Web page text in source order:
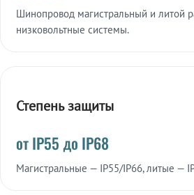
Шинопровод магистральный и литой
низковольтные системы.
Степень защиты
от IP55 до IP68
Магистральные — IP55/IP66, литые —